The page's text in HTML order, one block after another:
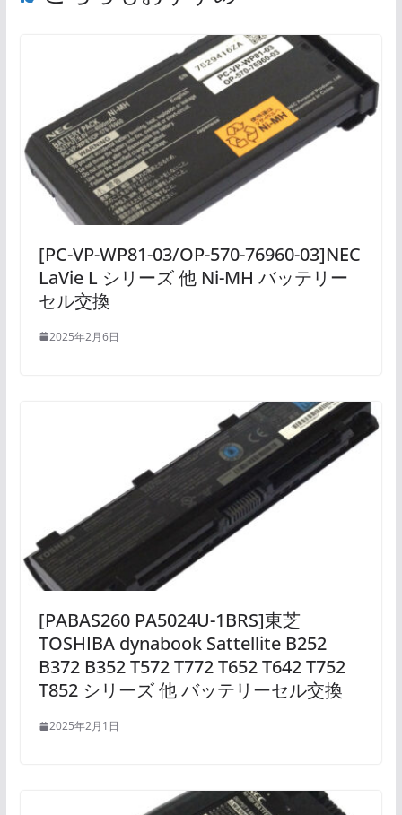
[PC-VP-WP81-03/OP-570-76960-03]NEC
LaVie L シリーズ 他 Ni-MH バッテリー
セル交換
2025年2月6日
[PABAS260 PA5024U-1BRS]東芝
TOSHIBA dynabook Sattellite B252
B372 B352 T572 T772 T652 T642 T752
T852 シリーズ 他 バッテリーセル交換
2025年2月1日